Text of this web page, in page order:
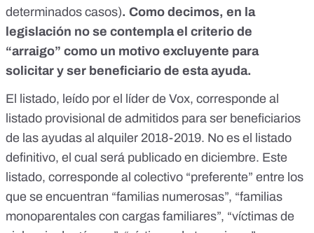
determinados casos). Como decimos, en la
legislación no se contempla el criterio de
“arraigo” como un motivo excluyente para
solicitar y ser beneficiario de esta ayuda.
El listado, leído por el líder de Vox, corresponde al
listado provisional de admitidos para ser beneficiarios
de las ayudas al alquiler 2018-2019. No es el listado
definitivo, el cual será publicado en diciembre. Este
listado, corresponde al colectivo “preferente” entre los
que se encuentran “familias numerosas”, “familias
monoparentales con cargas familiares”, “víctimas de